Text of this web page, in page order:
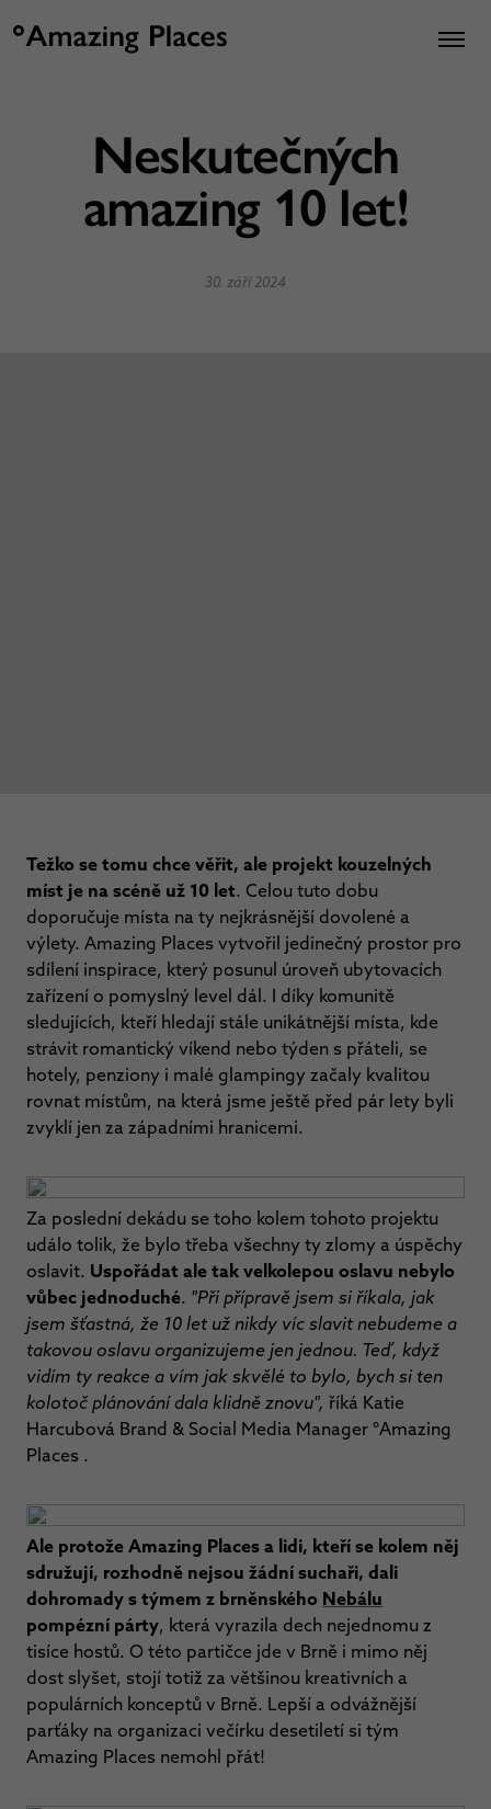
Neskutečných
amazing 10 let!
30. září 2024
Težko se tomu chce věřit, ale projekt kouzelných
míst je na scéně už 10 let. Celou tuto dobu
doporučuje místa na ty nejkrásnější dovolené a
výlety. Amazing Places vytvořil jedinečný prostor pro
sdílení inspirace, který posunul úroveň ubytovacích
zařízení o pomyslný level dál. I díky komunitě
sledujících, kteří hledají stále unikátnější místa, kde
strávit romantický víkend nebo týden s přáteli, se
hotely, penziony i malé glampingy začaly kvalitou
rovnat místům, na která jsme ještě před pár lety byli
zvyklí jen za západními hranicemi.
Za poslední dekádu se toho kolem tohoto projektu
událo tolik, že bylo třeba všechny ty zlomy a úspěchy
oslavit. Uspořádat ale tak velkolepou oslavu nebylo
vůbec jednoduché. "Při přípravě jsem si říkala, jak
jsem šťastná, že 10 let už nikdy víc slavit nebudeme a
takovou oslavu organizujeme jen jednou. Teď, když
vidím ty reakce a vím jak skvělé to bylo, bych si ten
kolotoč plánování dala klidně znovu", říká Katie
Harcubová Brand & Social Media Manager °Amazing
Places .
Ale protože Amazing Places a lidi, kteří se kolem něj
sdružují, rozhodně nejsou žádní suchaři, dali
dohromady s týmem z brněnského Nebálu
pompézní párty, která vyrazila dech nejednomu z
tisíce hostů. O této partičce jde v Brně i mimo něj
dost slyšet, stojí totiž za většinou kreativních a
populárních konceptů v Brně. Lepší a odvážnější
parťáky na organizaci večírku desetiletí si tým
Amazing Places nemohl přát!